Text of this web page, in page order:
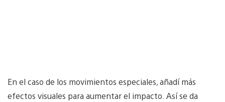
En el caso de los movimientos especiales, añadí más
efectos visuales para aumentar el impacto. Así se da